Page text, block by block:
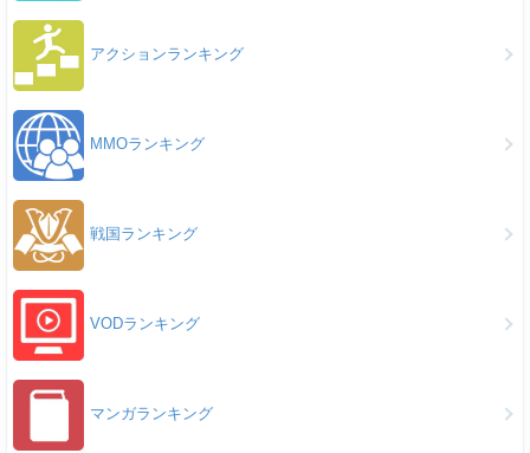
アクションランキング
MMOランキング
戦国ランキング
VODランキング
マンガランキング